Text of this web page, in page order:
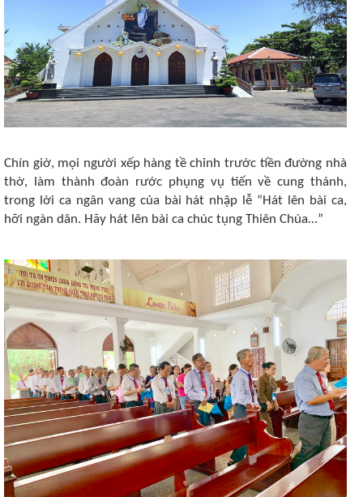
Chín giờ, mọi người xếp hàng tề chỉnh trước tiền đường nhà
thờ, làm thành đoàn rước phụng vụ tiến về cung thánh,
trong lời ca ngân vang của bài hát nhập lễ “Hát lên bài ca,
hỡi ngàn dân. Hãy hát lên bài ca chúc tụng Thiên Chúa…”